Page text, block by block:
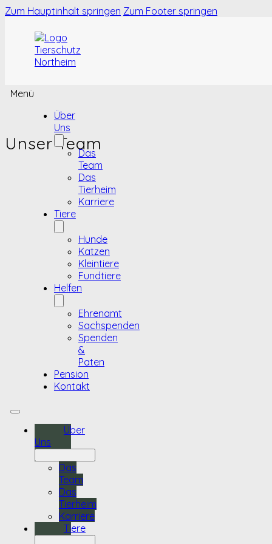
Zum Hauptinhalt springen Zum Footer springen
Menü
Über
Uns
Das
Team
Das
Tierheim
Karriere
Tiere
Hunde
Katzen
Kleintiere
Fundtiere
Helfen
Ehrenamt
Sachspenden
Spenden
&
Paten
Pension
Kontakt
Über
Uns
Das
Team
Das
Tierheim
Karriere
Tiere
Unser Team